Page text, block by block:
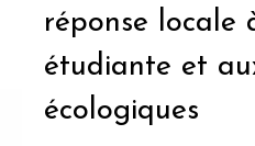
réponse locale
étudiante et
écologiques